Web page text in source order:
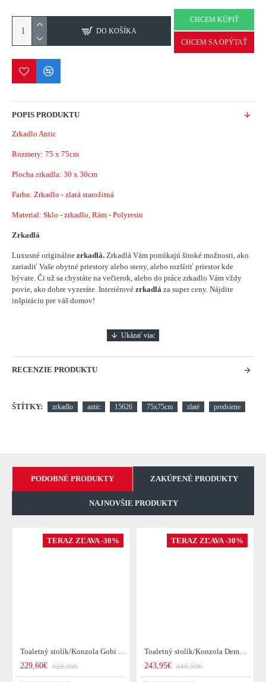
DO KOŠÍKA
CHCEM KÚPIŤ
CHCEM SA OPÝTAŤ
POPIS PRODUKTU
Zrkadlo Antic
Rozmery: 75 x 75cm
Plocha zrkadla: 30 x 30cm
Farba: Zrkadlo - zlatá starožitná
Material: Sklo - zrkadlo, Rám - Polyresin
Zrkadlá
Luxusné originálne zrkadlá. Zrkadlá Vám ponúkajú široké možnosti, ako
zariadiť Vaše obytné priestory alebo steny, alebo rozšíriť priestor kde
bývate. Či už sa chystáte na večierok, alebo do práce zrkadlo Vám vždy
povie, ako dobre vyzeráte. Interiérové zrkadlá za super ceny. Nájdite
inšpiráciu pre váš domov!
RECENZIE PRODUKTU
ŠTÍTKY: zrkadlo antic 15626 75x75cm zlaté predsiene
PODOBNÉ PRODUKTY ZAKÚPENÉ PRODUKTY
NAJNOVŠIE PRODUKTY
TERAZ ZĽAVA -30%
Toaletný stolík/Konzola Gobi 22-25 Mango drevo
229,60€ 328,00€
TERAZ ZĽAVA -30%
Toaletný stolík/Konzola Demn 21-18 Acacia drevo
243,95€ 348,50€